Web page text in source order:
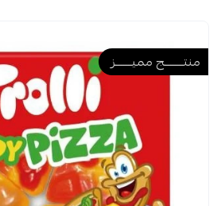
منتــــــــج مميـــــــز